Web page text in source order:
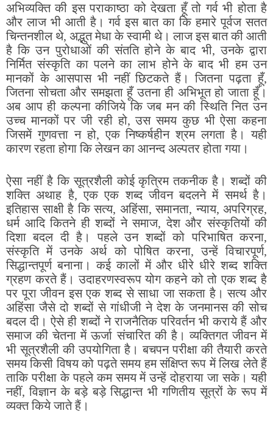
अभिव्यक्ति की इस पराकाष्ठा को देखता हूँ तो गर्व भी होता है
और लाज भी आती है। गर्व इस बात का कि हमारे पूर्वज सतत
चिन्तनशील थे, अद्भुत मेधा के स्वामी थे। लाज इस बात की आती
है कि उन पुरोधाओं की संतति होने के बाद भी, उनके द्वारा
निर्मित संस्कृति का पलने का लाभ होने के बाद भी हम उन
मानकों के आसपास भी नहीं छिटकते हैं। जितना पढ़ता हूँ,
जितना सोचता और समझता हूँ उतना ही अभिभूत हो जाता हूँ।
अब आप ही कल्पना कीजिये कि जब मन की स्थिति नित उन
उच्च मानकों पर जी रही हो, उस समय कुछ भी ऐसा कहना
जिसमें गुणवत्ता न हो, एक निष्कर्षहीन श्रम लगता है। यही
कारण रहता होगा कि लेखन का आनन्द अल्पतर होता गया।
ऐसा नहीं है कि सूत्रशैली कोई कृत्रिम तकनीक है। शब्दों की
शक्ति अथाह है, एक एक शब्द जीवन बदलने में समर्थ है।
इतिहास साक्षी है कि सत्य, अहिंसा, समानता, न्याय, अपरिग्रह,
धर्म आदि कितने ही शब्दों ने समाज, देश और संस्कृतियों की
दिशा बदल दी है। पहले उन शब्दों को परिभाषित करना,
संस्कृति में उनके अर्थ को पोषित करना, उन्हें विचारपूर्ण,
सिद्धान्तपूर्ण बनाना। कई कालों में और धीरे धीरे शब्द शक्ति
ग्रहण करते हैं। उदाहरणस्वरूप योग कहने को तो एक शब्द है
पर पूरा जीवन इस एक शब्द से साधा जा सकता है। सत्य और
अहिंसा जैसे दो शब्दों से गांधीजी ने देश के जनमानस की सोच
बदल दी। ऐसे ही शब्दों ने राजनैतिक परिवर्तन भी कराये हैं और
समाज की चेतना में ऊर्जा संचारित की है। व्यक्तिगत जीवन में
भी सूत्रशैली की उपयोगिता है। बचपन परीक्षा की तैयारी करते
समय किसी विषय को पढ़ते समय हम संक्षिप्त रूप में लिख लेते हैं
ताकि परीक्षा के पहले कम समय में उन्हें दोहराया जा सके। यही
नहीं, विज्ञान के बड़े बड़े सिद्धान्त भी गणितीय सूत्रों के रूप में
व्यक्त किये जाते हैं।